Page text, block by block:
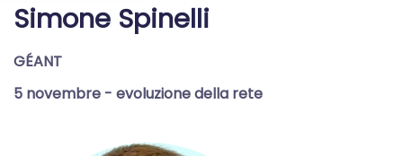
Simone Spinelli
GÉANT
5 novembre - evoluzione della rete